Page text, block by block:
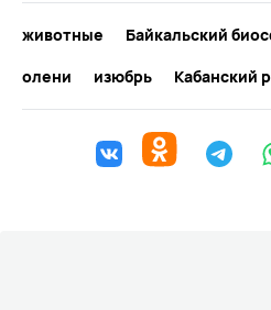
животные
Байкальский
олени
изюбрь Кабанский